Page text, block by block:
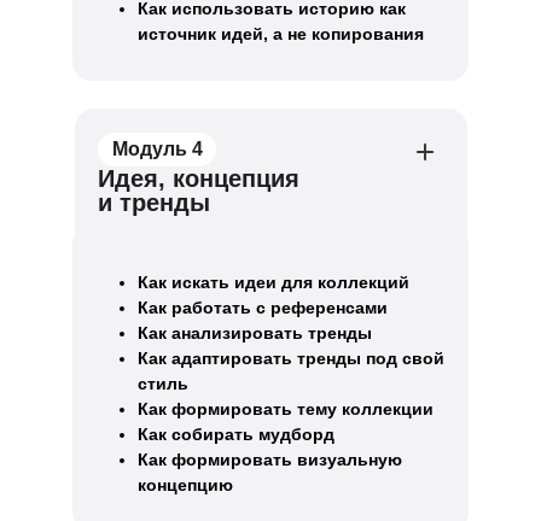
Как использовать историю как
источник идей, а не копирования
Модуль 4
Идея, концепция
и тренды
Как искать идеи для коллекций
Как работать с референсами
Как анализировать тренды
Как адаптировать тренды под свой
стиль
Как формировать тему коллекции
Как собирать мудборд
Как формировать визуальную
концепцию